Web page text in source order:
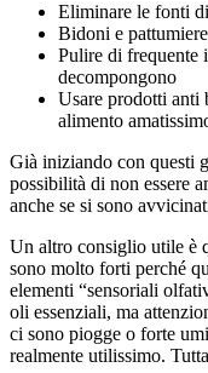
Eliminare le fonti
Bidoni e
Pulire di frequente
decompongono
Usare prodotti anti
alimento
Già iniziando con questi
possibilità di non essere
anche se si sono
Un altro consiglio utile è
sono molto forti perché
elementi “sensoriali
oli essenziali, ma
ci sono piogge o forte
realmente utilissimo.